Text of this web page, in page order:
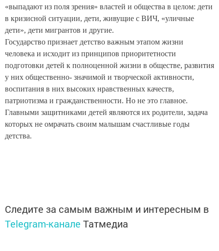
«выпадают из поля зрения» властей и общества в целом: дети
в кризисной ситуации, дети, живущие с ВИЧ, «уличные
дети», дети мигрантов и другие.
Государство признает детство важным этапом жизни
человека и исходит из принципов приоритетности
подготовки детей к полноценной жизни в обществе, развития
у них общественно- значимой и творческой активности,
воспитания в них высоких нравственных качеств,
патриотизма и гражданственности. Но не это главное.
Главными защитниками детей являются их родители, задача
которых не омрачать своим малышам счастливые годы
детства.
Следите за самым важным и интересным в
Telegram-канале Татмедиа